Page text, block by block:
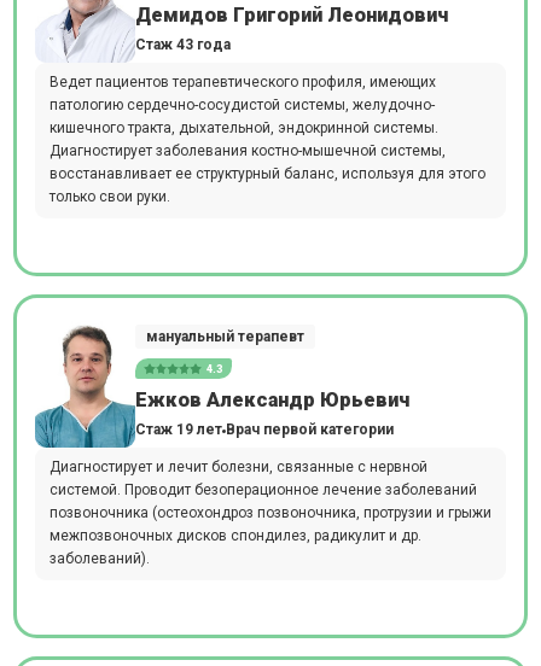
Демидов Григорий Леонидович
Стаж 43 года
Ведет пациентов терапевтического профиля, имеющих
патологию сердечно-сосудистой системы, желудочно-
кишечного тракта, дыхательной, эндокринной системы.
Диагностирует заболевания костно-мышечной системы,
восстанавливает ее структурный баланс, используя для этого
только свои руки.
мануальный терапевт
4.3
Ежков Александр Юрьевич
Стаж 19 лет Врач первой категории
Диагностирует и лечит болезни, связанные с нервной
системой. Проводит безоперационное лечение заболеваний
позвоночника (остеохондроз позвоночника, протрузии и грыжи
межпозвоночных дисков спондилез, радикулит и др.
заболеваний).